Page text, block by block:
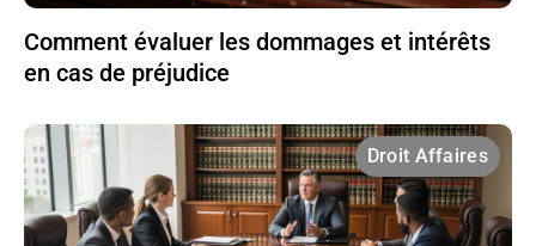
Comment évaluer les dommages et intérêts
en cas de préjudice
Droit Affaires